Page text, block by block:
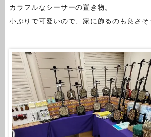
カラフルなシーサーの置き物。
小ぶりで可愛いので、家に飾るのも良さそ